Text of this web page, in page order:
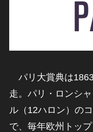
パリ大賞典は
走。パリ・ロンシ
ル（12ハロン）の
で、毎年欧州トッ